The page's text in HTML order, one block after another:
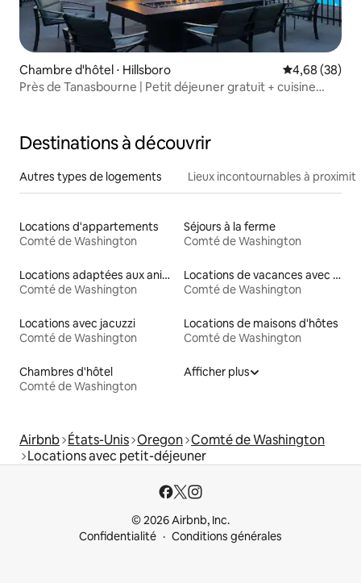
Chambre d'hôtel ⋅ Hillsboro Évaluation
4,68 (38)
Près de Tanasbourne | Petit déjeuner gratuit + cuisine
Destinations à découvrir
Autres types de logements Lieux incontournables à
Locations d'appartements
Comté de Washington
Séjours à la ferme
Comté de Washington
Locations adaptées aux animaux
Comté de Washington
Locations de vacances avec piscine
Comté de Washington
Locations avec jacuzzi
Comté de Washington
Locations de maisons d'hôtes
Comté de Washington
Chambres d'hôtel
Comté de Washington
Afficher plus
Airbnb États-Unis Oregon Comté de Washington
Locations avec petit-déjeuner
© 2026 Airbnb, Inc.
Confidentialité
Conditions générales